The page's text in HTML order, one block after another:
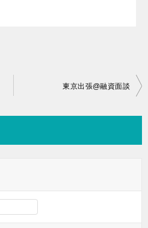
東京出張@融資面談